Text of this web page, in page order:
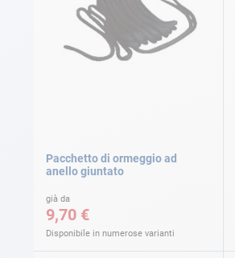
Pacchetto di ormeggio ad
anello giuntato
già da
9,70 €
Disponibile in numerose varianti